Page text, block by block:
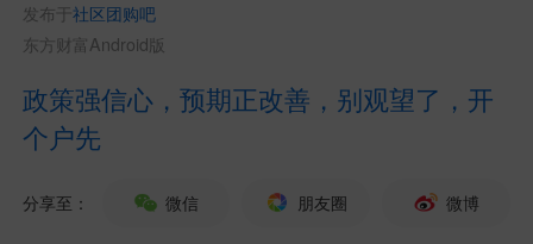
发布于社区团购吧
东方财富Android版
政策强信心，预期正改善，别观望了，开
个户先
分享至： 微信 朋友圈 微博